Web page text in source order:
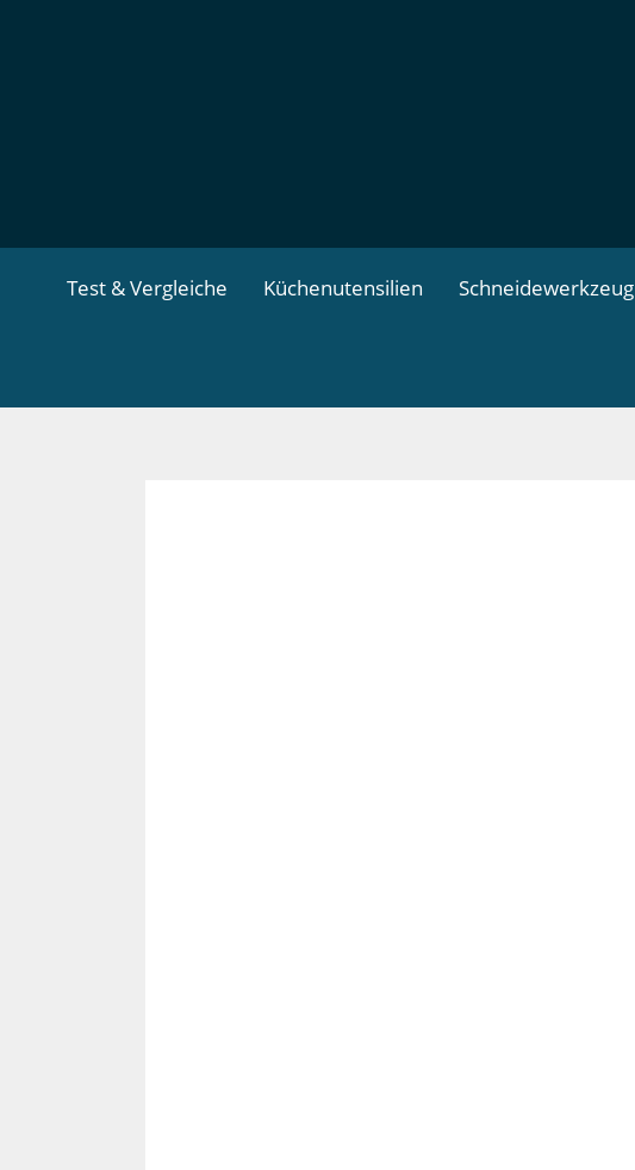
Test & Vergleiche Küchenutensilien Schneidewerkzeug